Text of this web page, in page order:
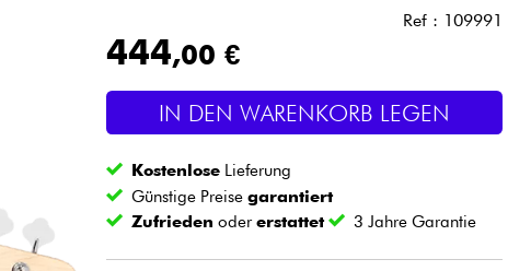
Nederland
Live-Sound
Blasinstrumente
Kabel & Zubehöre
Ref : 109991
444,00 €
IN DEN WARENKORB LEGEN
Kostenlose Lieferung
Günstige Preisegarantiert
Zufrieden odererstattet 3 Jahre Garantie